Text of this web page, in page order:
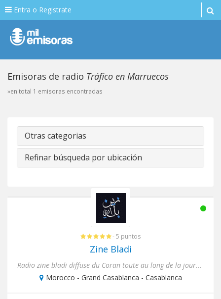
Entra o Registrate
Emisoras de radio Tráfico en Marruecos
»en total 1 emisoras encontradas
Otras categorias
Refinar búsqueda por ubicación
- 5 puntos
Zine Bladi
Radio zine bladi diffuse du Coran toute au long de la journée et aussi des informations en temps rée...
Morocco - Grand Casablanca - Casablanca